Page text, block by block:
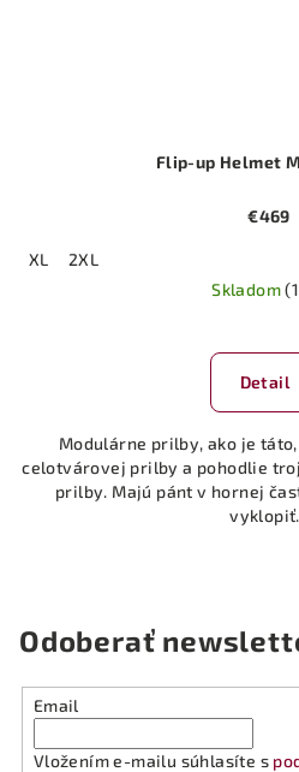
Flip-up Helmet
€469
XL
2XL
Skladom
Detail
Modulárne prilby, ako je
celotvárovej prilby a pohodlie
prilby. Majú pánt v hornej
Odoberať
Email
Vložením e-mailu súhlasíte s